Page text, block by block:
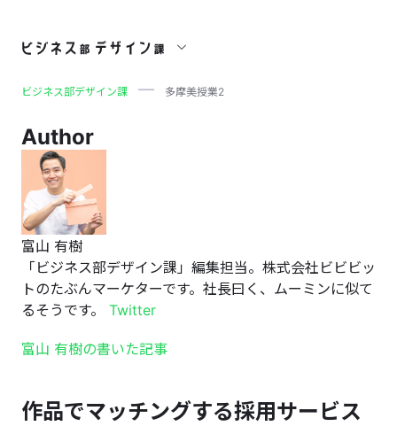
多摩美授業2
ビジネス部デザイン課 多摩美授業2
Author
富山 有樹
「ビジネス部デザイン課」編集担当。株式会社ビビビッ
トのたぶんマーケターです。社長曰く、ムーミンに似て
るそうです。 Twitter
富山 有樹の書いた記事
作品でマッチングする採用サービス